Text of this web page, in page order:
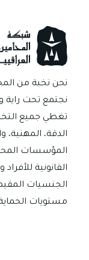
نحن نخبة من
نجتمع تحت راية
تغطي جميع
الدقة، المهنية،
المؤسسات
القانونية
الجنسيات
مستويات الحماية